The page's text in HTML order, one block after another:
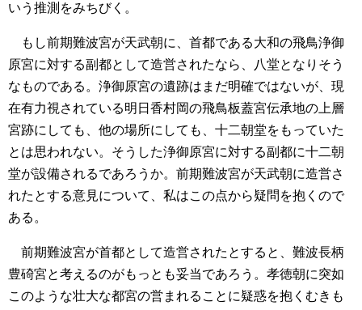
いう推測をみちびく。
もし前期難波宮が天武朝に、首都である大和の飛鳥浄御
原宮に対する副都として造営されたなら、八堂となりそう
なものである。浄御原宮の遺跡はまだ明確ではないが、現
在有力視されている明日香村岡の飛鳥板蓋宮伝承地の上層
宮跡にしても、他の場所にしても、十二朝堂をもっていた
とは思われない。そうした浄御原宮に対する副都に十二朝
堂が設備されるであろうか。前期難波宮が天武朝に造営さ
れたとする意見について、私はこの点から疑問を抱くので
ある。
前期難波宮が首都として造営されたとすると、難波長柄
豊碕宮と考えるのがもっとも妥当であろう。孝徳朝に突如
このような壮大な都宮の営まれることに疑惑を抱くむきも